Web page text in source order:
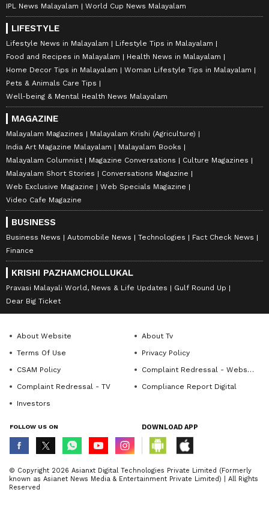
IPL News Malayalam
World Cup News Malayalam
LIFESTYLE
Lifestyle News in Malayalam
Lifestyle Tips in Malayalam
Food and Recipes in Malayalam
Health News in Malayalam
Home Decor Tips in Malayalam
Woman Lifestyle Tips in Malayalam
Pets & Animals Care Tips
Well-being & Mental Health News Malayalam
MAGAZINE
Malayalam Magazines
Malayalam Krishi (Agriculture)
India Art Magazine Malayalam
Malayalam Books
Malayalam Columnist
Magazine Conversations
Culture Magazines
Malayalam Short Stories
Conversations Magazine
Web Exclusive Magazine
Web Specials Magazine
Video Cafe Magazine
BUSINESS
Business News Automobile News Technologies
Fact Check News
Finance
KRISHI PAZHAMCHOLLUKAL
Pravasi Malayali World, News & Life Updates
Gulf Round Up
Dear Big Ticket
About Website
About Tv
Terms Of Use
Privacy Policy
CSAM Policy
Complaint Redressal - Website
Complaint Redressal - TV
Compliance Report Digital
Investors
FOLLOW US ON DOWNLOAD APP
© Copyright 2026 Asianxt Digital Technologies Private Limited (Formerly
known as Asianet News Media & Entertainment Private Limited) | All Rights
Reserved